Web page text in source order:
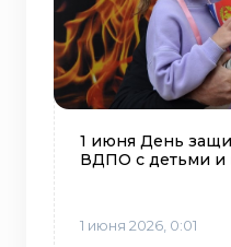
1 июня День
ВДПО с детьми и
1 июня 2026, 0:01